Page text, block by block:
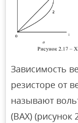
Зависимость
резисторе от
называют
(ВАХ) (рисунок